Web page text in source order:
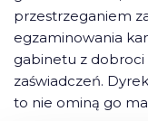
przestrzeganiem
egzaminowania
gabinetu z dobroci
zaświadczeń.
to nie ominą go